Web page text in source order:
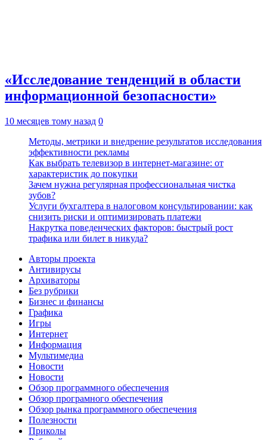
«Исследование тенденций в области
информационной безопасности»
10 месяцев тому назад 0
Методы, метрики и внедрение результатов исследования
эффективности рекламы
Как выбрать телевизор в интернет-магазине: от
характеристик до покупки
Зачем нужна регулярная профессиональная чистка
зубов?
Услуги бухгалтера в налоговом консультировании: как
снизить риски и оптимизировать платежи
Накрутка поведенческих факторов: быстрый рост
трафика или билет в никуда?
Авторы проекта
Антивирусы
Архиваторы
Без рубрики
Бизнес и финансы
Графика
Игры
Интернет
Информация
Мультимедиа
Новости
Новости
Обзор программного обеспечения
Обзор програмного обеспечения
Обзор рынка программного обеспечения
Полезности
Приколы